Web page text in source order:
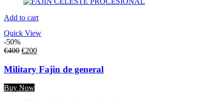
Add to cart
Quick View
-50%
€400 €200
Military Fajin de general
Buy Now